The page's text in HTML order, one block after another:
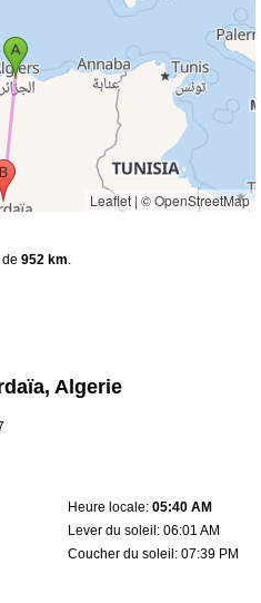
Leaflet | © OpenStreetMap
952 km.
Algerie
Heure locale: 05:40 AM
Lever du soleil: 06:01 AM
Coucher du soleil: 07:39 PM